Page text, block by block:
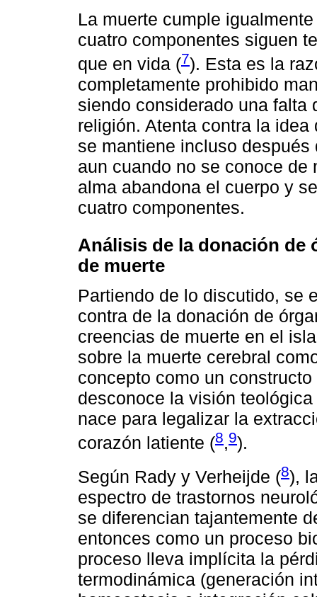
La muerte cumple
cuatro componentes siguen
que en vida (7). Esta es la
completamente prohibido
siendo considerado una falta
religión. Atenta contra la
se mantiene incluso
aun cuando no se conoce de
alma abandona el cuerpo y
cuatro componentes.
Análisis de la donación de
de muerte
Partiendo de lo discutido, se
contra de la donación de
creencias de muerte en el
sobre la muerte cerebral
concepto como un
desconoce la visión
nace para legalizar la
corazón latiente (8,9).
Según Rady y Verheijde (8),
espectro de trastornos
se diferencian tajantemente
entonces como un proceso
proceso lleva implícita la
termodinámica (generación